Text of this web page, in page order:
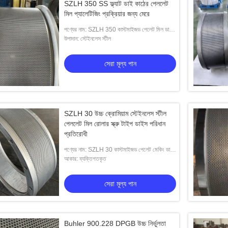
মূল্য পান
পেলেট মিল মড কাস্টমাইজ করুন
সেরা মূল্য পান
উচ্চ
SZLH 350 SS ফ্ল্যাট ডাই কাঠের পেললেট
মিল প্যালেটিজিং প্রক্রিয়ার জন্য মেরে
পণ্যের নাম: SZLH 350 কাস্টমাইজড পেলেট মিল ডাই
উইথ থিকনেস হোল সাইজ এবং সাইজ স্ক্রু-টাইপ ডাইস
উপাদান: স্টেইনলেস স্টীল
সেরা মূল্য পান
SZLH 30 উচ্চ ক্রোমিয়াম স্টেইনলেস স্টীল
পেললেট মিল রোলার স্ক্রু টাইপ ডাইস পরিধান
প্রতিরোধী
পণ্যের নাম: SZLH 30 কাস্টমাইজড পেলেট মেকিং ডাই
উইথ থিকনেস সাইজ অপশন স্ক্রু-টাইপ ডাইস
আকার: ব্যক্তিগতকৃত
সেরা মূল্য পান
Buhler 900.228 DPGB উচ্চ নির্ভুলতা